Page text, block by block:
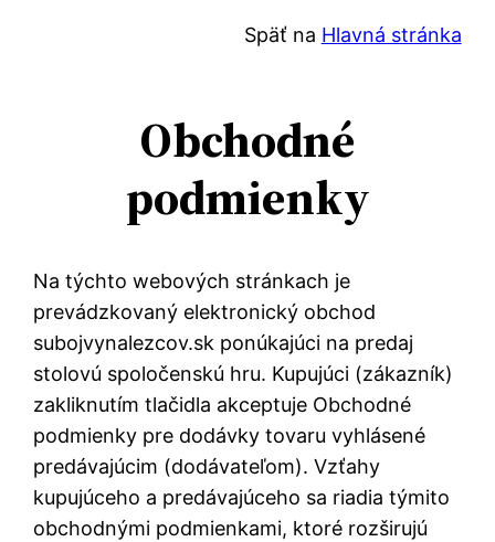
Späť na Hlavná stránka
Obchodné
podmienky
Na týchto webových stránkach je
prevádzkovaný elektronický obchod
subojvynalezcov.sk ponúkajúci na predaj
stolovú spoločenskú hru. Kupujúci (zákazník)
zakliknutím tlačidla akceptuje Obchodné
podmienky pre dodávky tovaru vyhlásené
predávajúcim (dodávateľom). Vzťahy
kupujúceho a predávajúceho sa riadia týmito
obchodnými podmienkami, ktoré rozširujú